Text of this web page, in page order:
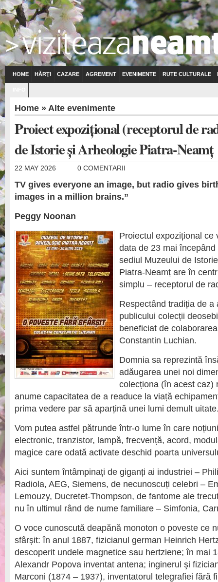
HOME HĂRŢI CAZARE AGREMENT EVENIMENTE RUTE CULTURALE
Home » Alte evenimente
Proiect expozițional (receptorul de
de Istorie și Arheologie Piatra-Neamț
22 MAY 2026 0 COMENTARII
TV gives everyone an image, but radio gives
images in a million brains.”
Peggy Noonan
Proiectul expozițional ce
data de 23 mai
sediul Muzeului de
Piatra-Neamț are în
simplu – receptorul de
Respectând tradiția de a
publicului colecții
beneficiat de
Constantin Luchian.
Domnia sa reprezintă
adăugarea unei noi
colecționa (în acest caz)
anume capacitatea de a readuce la viață
prima vedere par să aparțină unei lumi demult
Vom putea astfel pătrunde într-o lume în care
electronic, tranzistor, lampă, frecvență, acord,
magice care odată activate deschid poarta
Aici suntem întâmpinați de giganți ai industriei –
Radiola, AEG, Siemens, de necunoscuți celebri –
Lemouzy, Ducretet-Thompson, de fantome ale
nu în ultimul rând de nume familiare – Simfonia,
O voce cunoscută deapănă monoton o poveste ce
sfârșit: în anul 1887, fizicianul german Heinrich
descoperit undele magnetice sau hertziene; în mai
Alexandr Popova inventat antena; inginerul şi
Marconi (1874 – 1937), inventatorul telegrafiei fără